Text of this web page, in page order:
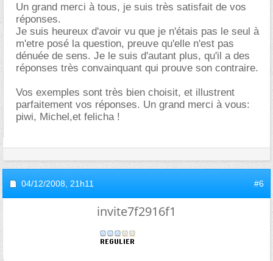
Un grand merci à tous, je suis très satisfait de vos
réponses.
Je suis heureux d'avoir vu que je n'étais pas le seul à
m'etre posé la question, preuve qu'elle n'est pas
dénuée de sens. Je le suis d'autant plus, qu'il a des
réponses très convainquant qui prouve son contraire.
Vos exemples sont très bien choisit, et illustrent
parfaitement vos réponses. Un grand merci à vous:
piwi, Michel,et felicha !
04/12/2008, 21h11 #6
invite7f2916f1